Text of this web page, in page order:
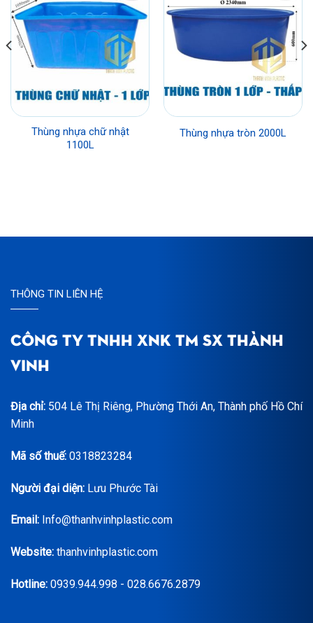
Thùng nhựa chữ nhật
1100L
Thùng nhựa tròn 2000L
THÔNG TIN LIÊN HỆ
CÔNG TY TNHH XNK TM SX THÀNH
VINH
Địa chỉ: 504 Lê Thị Riêng, Phường Thới An, Thành phố Hồ Chí
Minh
Mã số thuế: 0318823284
Người đại diện: Lưu Phước Tài
Email: Info@thanhvinhplastic.com
Website: thanhvinhplastic.com
Hotline: 0939.944.998 - 028.6676.2879